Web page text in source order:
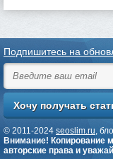
Подпишитесь на
© 2011-2024 seoslim.ru,
Внимание! Копирование
авторские права и